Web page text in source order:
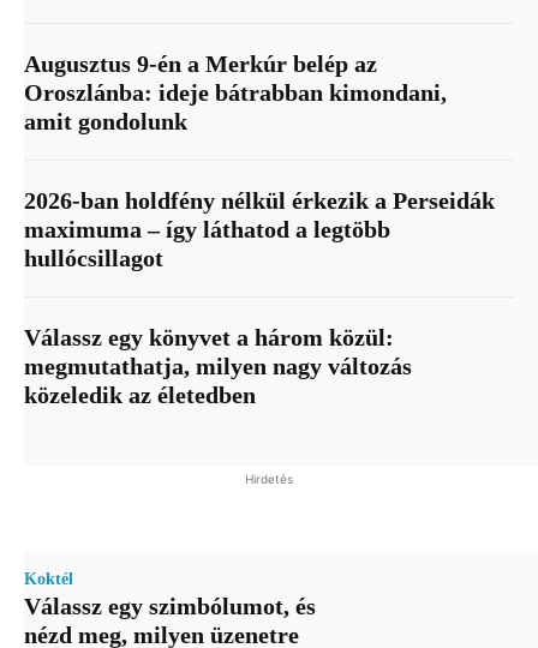
Augusztus 9-én a Merkúr belép az
Oroszlánba: ideje bátrabban kimondani,
amit gondolunk
2026-ban holdfény nélkül érkezik a Perseidák
maximuma – így láthatod a legtöbb
hullócsillagot
Válassz egy könyvet a három közül:
megmutathatja, milyen nagy változás
közeledik az életedben
Hirdetés
Koktél
Válassz egy szimbólumot, és
nézd meg, milyen üzenetre